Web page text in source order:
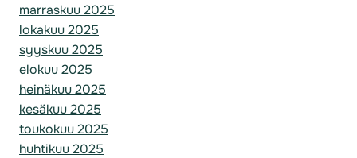
marraskuu 2025
lokakuu 2025
syyskuu 2025
elokuu 2025
heinäkuu 2025
kesäkuu 2025
toukokuu 2025
huhtikuu 2025